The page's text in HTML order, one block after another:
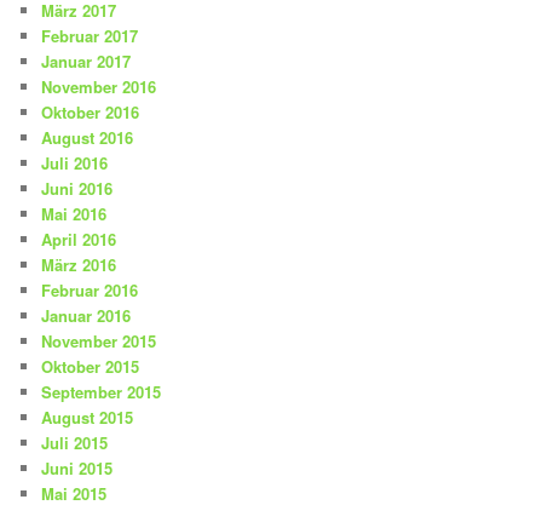
März 2017
Februar 2017
Januar 2017
November 2016
Oktober 2016
August 2016
Juli 2016
Juni 2016
Mai 2016
April 2016
März 2016
Februar 2016
Januar 2016
November 2015
Oktober 2015
September 2015
August 2015
Juli 2015
Juni 2015
Mai 2015